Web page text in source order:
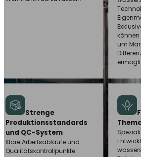
um
Strenge
Produktionsstandards
und QC-System
Klare Arbeitsabläufe und
Qualitätskontrollpunkte